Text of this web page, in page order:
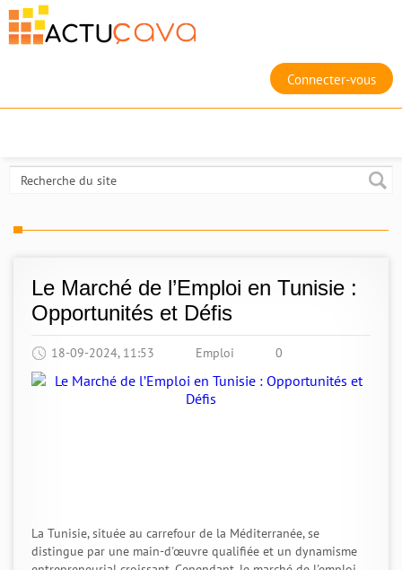
Connecter-vous
Le Marché de l’Emploi en Tunisie :
Opportunités et Défis
18-09-2024, 11:53 Emploi 0
La Tunisie, située au carrefour de la Méditerranée, se
distingue par une main-d'œuvre qualifiée et un dynamisme